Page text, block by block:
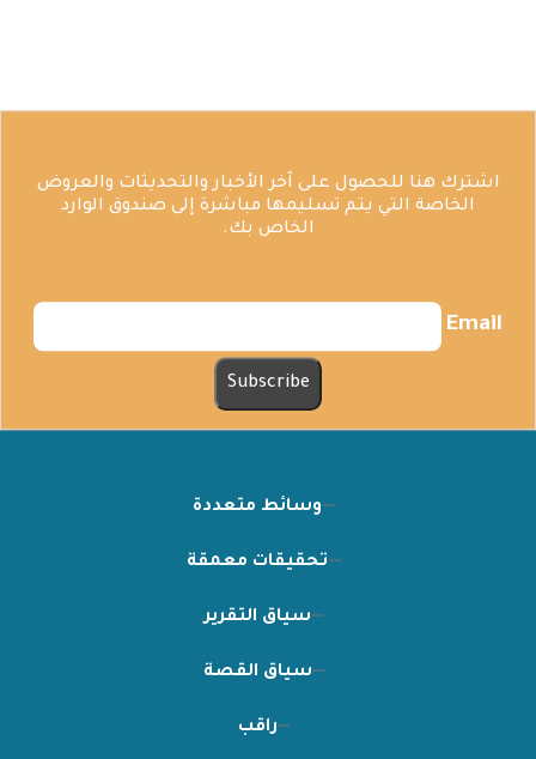
اشترك هنا للحصول على آخر الأخبار والتحديثات والعروض
الخاصة التي يتم تسليمها مباشرة إلى صندوق الوارد
الخاص بك.
Email
وسائط متعددة
تحقيقات معمقة
سياق التقرير
سياق القصة
راقب